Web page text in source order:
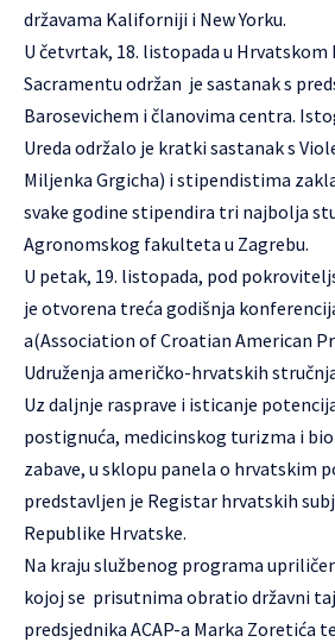
državama Kaliforniji i New Yorku.
U četvrtak, 18. listopada u
Sacramentu održan je sastanak s
Barosevichem i članovima centra.
Ureda održalo je kratki sastanak s
Miljenka Grgicha) i stipendistima
svake godine stipendira tri najbolja
Agronomskog fakulteta u Zagrebu.
U petak, 19. listopada, pod
je otvorena treća godišnja
a(Association of Croatian American
Udruženja američko-hrvatskih
Uz daljnje rasprave i isticanje
postignuća, medicinskog turizma i
zabave, u sklopu panela o hrvatskim
predstavljen je Registar hrvatskih
Republike Hrvatske.
Na kraju službenog programa
kojoj se prisutnima obratio državni
predsjednika ACAP-a Marka Zoretića